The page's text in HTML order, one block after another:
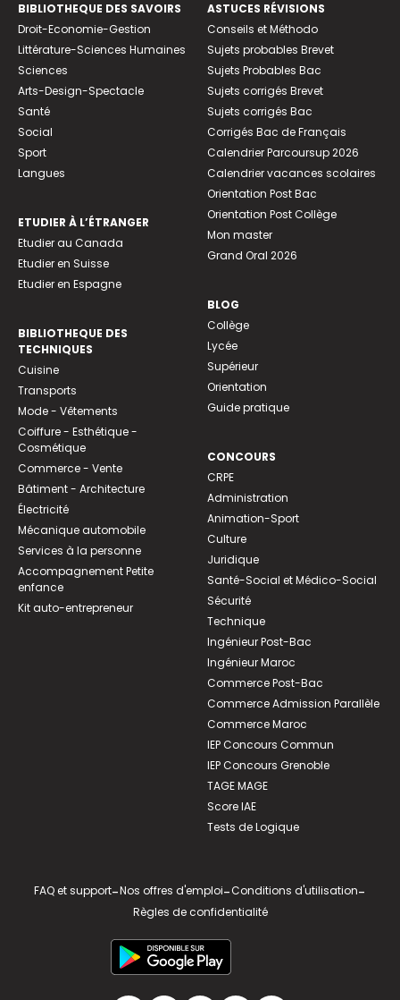
BIBLIOTHEQUE DES SAVOIRS
Droit-Economie-Gestion
Littérature-Sciences Humaines
Sciences
Arts-Design-Spectacle
Santé
Social
Sport
Langues
ETUDIER À L’ÉTRANGER
Etudier au Canada
Etudier en Suisse
Etudier en Espagne
BIBLIOTHEQUE DES
TECHNIQUES
Cuisine
Transports
Mode - Vêtements
Coiffure - Esthétique -
Cosmétique
Commerce - Vente
Bâtiment - Architecture
Électricité
Mécanique automobile
Services à la personne
Accompagnement Petite
enfance
Kit auto-entrepreneur
ASTUCES RÉVISIONS
Conseils et Méthodo
Sujets probables Brevet
Sujets Probables Bac
Sujets corrigés Brevet
Sujets corrigés Bac
Corrigés Bac de Français
Calendrier Parcoursup 2026
Calendrier vacances scolaires
Orientation Post Bac
Orientation Post Collège
Mon master
Grand Oral 2026
BLOG
Collège
Lycée
Supérieur
Orientation
Guide pratique
CONCOURS
CRPE
Administration
Animation-Sport
Culture
Juridique
Santé-Social et Médico-Social
Sécurité
Technique
Ingénieur Post-Bac
Ingénieur Maroc
Commerce Post-Bac
Commerce Admission Parallèle
Commerce Maroc
IEP Concours Commun
IEP Concours Grenoble
TAGE MAGE
Score IAE
Tests de Logique
FAQ et support-Nos offres d'emploi-Conditions d'utilisation-
Règles de confidentialité